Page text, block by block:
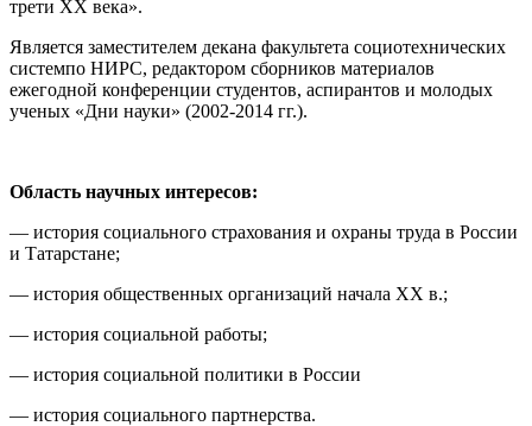
трети ХХ века».
Является заместителем декана факультета социотехнических
системпо НИРС, редактором сборников материалов
ежегодной конференции студентов, аспирантов и молодых
ученых «Дни науки» (2002-2014 гг.).
Область научных интересов:
— история социального страхования и охраны труда в России
и Татарстане;
— история общественных организаций начала ХХ в.;
— история социальной работы;
— история социальной политики в России
— история социального партнерства.